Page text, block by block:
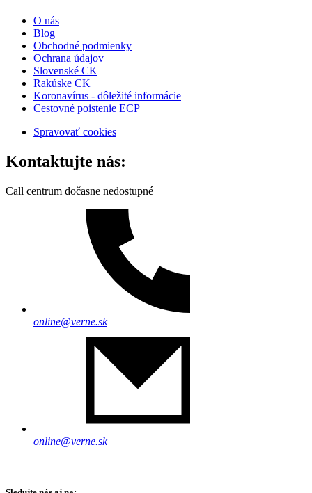
O nás
Blog
Obchodné podmienky
Ochrana údajov
Slovenské CK
Rakúske CK
Koronavírus - dôležité informácie
Cestovné poistenie ECP
Spravovať cookies
Kontaktujte nás:
Call centrum dočasne nedostupné
online@verne.sk
online@verne.sk